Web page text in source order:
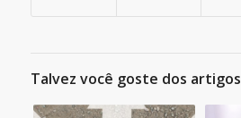
Talvez você goste dos artigos